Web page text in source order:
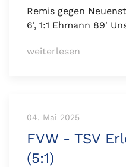
Remis gegen
6', 1:1 Ehmann 89'
weiterlesen
04. Mai 2025
FVW - TSV
(5:1)